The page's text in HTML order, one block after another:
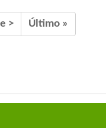
> Último »